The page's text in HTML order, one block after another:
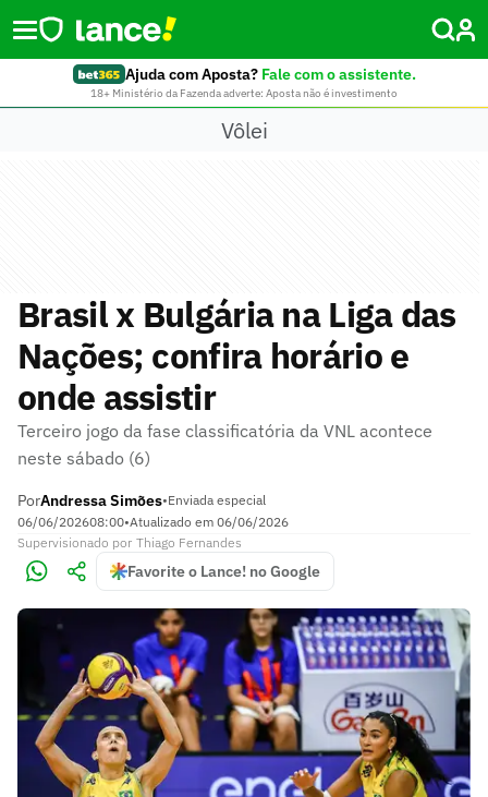
Ajuda com Aposta? Fale com o assistente.
18+ Ministério da Fazenda adverte: Aposta não é investimento
Vôlei
Brasil x Bulgária na Liga das
Nações; confira horário e
onde assistir
Terceiro jogo da fase classificatória da VNL acontece
neste sábado (6)
PorAndressa Simões•Enviada especial
06/06/202608:00•Atualizado em 06/06/2026
Supervisionado por Thiago Fernandes
Favorite o Lance! no Google